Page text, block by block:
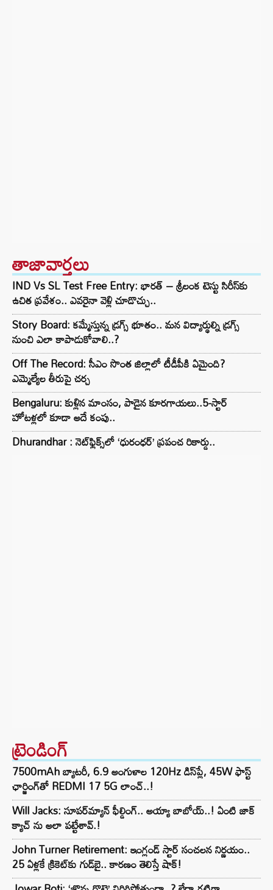
తాజావార్తలు
IND Vs SL Test Free Entry: భారత్ – శ్రీలంక టెస్టు సిరీస్‌కు
ఉచిత ప్రవేశం.. ఎవరైనా వెళ్లి చూడొచ్చు..
Story Board: కమ్మేస్తున్న డ్రగ్స్ భూతం.. మన విద్యార్థుల్ని డ్రగ్స్
నుంచి ఎలా కాపాడుకోవాలి..?
Off The Record: సీఎం సొంత జిల్లాలో టీడీపీకి ఏమైంది?
ఎమ్మెల్యేల తీరుపై చర్చ
Bengaluru: కుళ్లిన మాంసం, పాడైన కూరగాయలు..5-స్టార్
హోటళ్లలో కూడా అదే కంపు..
Dhurandhar : నెట్‌ఫ్లిక్స్‌లో ‘ధురంధర్’ ప్రపంచ రికార్డు..
ట్రెండింగ్‌
7500mAh బ్యాటరీ, 6.9 అంగుళాల 120Hz డిస్‌ప్లే, 45W ఫాస్ట్
ఛార్జింగ్‌తో REDMI 17 5G లాంచ్..!
Will Jacks: సూపర్‌మ్యాన్ ఫీల్డింగ్.. అయ్యా బాబోయ్..! ఏంటి జాక్
క్యాచ్ ను అలా పట్టేశావ్.!
John Turner Retirement: ఇంగ్లండ్ స్టార్ సంచలన నిర్ణయం..
25 ఏళ్లకే క్రికెట్‌కు గుడ్‌బై.. కారణం తెలిస్తే షాక్!